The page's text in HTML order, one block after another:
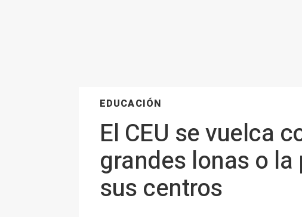
EDUCACIÓN
El CEU se vuelca
grandes lonas o
sus centros